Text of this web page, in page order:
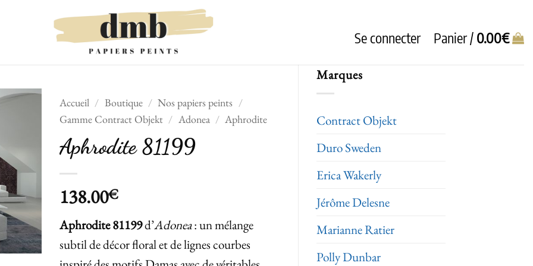
Se connecter Panier / 0.00€
Marques
Contract Objekt
Duro Sweden
Erica Wakerly
Jérôme Delesne
Marianne Ratier
Polly Dunbar
la liste
de
Accueil / Boutique / Nos papiers peints /
Gamme Contract Objekt / Adonea / Aphrodite
Aphrodite 81199
138.00€
Aphrodite 81199d’Adonea: un mélange
subtil de décor floral et de lignes courbes